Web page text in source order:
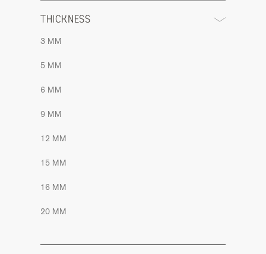
THICKNESS
3 MM
5 MM
6 MM
9 MM
12 MM
15 MM
16 MM
20 MM